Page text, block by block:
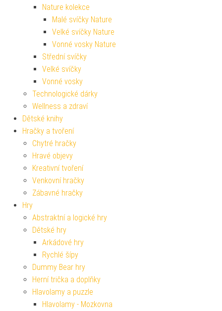
Nature kolekce
Malé svíčky Nature
Velké svíčky Nature
Vonné vosky Nature
Střední svíčky
Velké svíčky
Vonné vosky
Technologické dárky
Wellness a zdraví
Dětské knihy
Hračky a tvoření
Chytré hračky
Hravé objevy
Kreativní tvoření
Venkovní hračky
Zábavné hračky
Hry
Abstraktní a logické hry
Dětské hry
Arkádové hry
Rychlé šípy
Dummy Bear hry
Herní trička a doplňky
Hlavolamy a puzzle
Hlavolamy - Mozkovna